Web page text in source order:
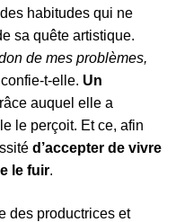
habitudes qui ne
sa quête artistique.
de mes problèmes,
confie-t-elle. Un
auquel elle a
le perçoit. Et ce, afin
d’accepter de vivre
le fuir.
des productrices et